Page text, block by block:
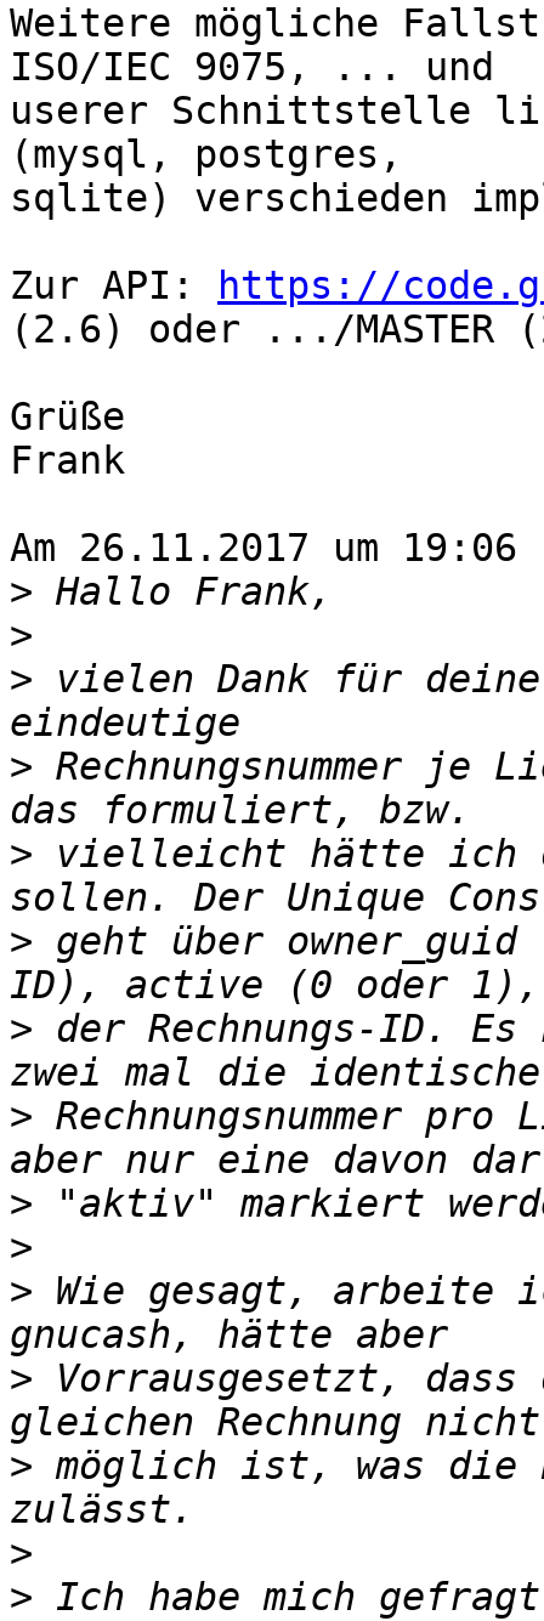
Weitere mögliche
ISO/IEC 9075, ... und
userer Schnittstelle
(mysql, postgres,
sqlite) verschieden
Zur API:
https://
(2.6) oder .../MASTER
Grüße
Frank
Am 26.11.2017 um
>
>
> vielen Dank für
> Rechnungsnummer
> vielleicht hätte ich
> geht über
> der Rechnungs-ID.
> Rechnungsnummer
>
>
> Wie gesagt, arbeite
> Vorrausgesetzt, dass
> möglich ist, was die
>
> Ich habe mich